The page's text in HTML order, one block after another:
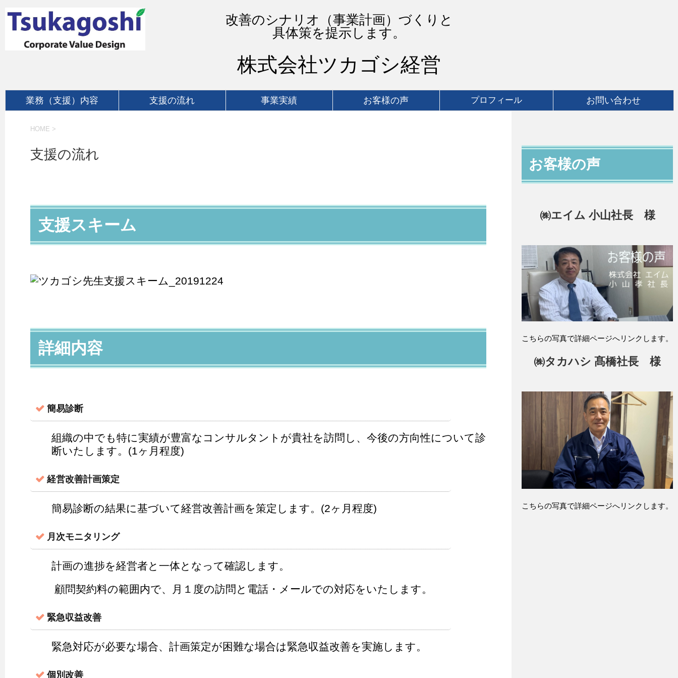
改善のシナリオ（事業計画）づくりと
具体策を提示します。
株式会社ツカゴシ経営
業務（支援）内容 支援の流れ 事業実績 お客様の声 プロフィール お問い合わせ
HOME >
支援の流れ
支援スキーム
詳細内容
簡易診断
組織の中でも特に実績が豊富なコンサルタントが貴社を訪問し、今後の方向性について診
断いたします。(1ヶ月程度)
経営改善計画策定
簡易診断の結果に基づいて経営改善計画を策定します。(2ヶ月程度)
月次モニタリング
計画の進捗を経営者と一体となって確認します。
顧問契約料の範囲内で、月１度の訪問と電話・メールでの対応をいたします。
緊急収益改善
緊急対応が必要な場合、計画策定が困難な場合は緊急収益改善を実施します。
個別改善
お客様の声
㈱エイム 小山社長 様
こちらの写真で詳細ページへリンクします。
㈱タカハシ 髙橋社長 様
こちらの写真で詳細ページへリンクします。